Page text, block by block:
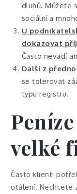
dluhů. Můžete
sociální a
U
dokazovat
Často nevadí
Další z
se tolerovat
typu registru.
velké
Často klienti
otálení. Nechcete